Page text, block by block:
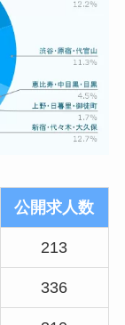
公開求人数
213
336